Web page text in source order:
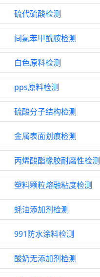
硫代硫酸检测
间氯苯甲酰胺检测
白色原料检测
pps原料检测
硫酸分子结构检测
金属表面划痕检测
丙烯酸酯橡胶耐磨性检测
塑料颗粒熔融粘度检测
蚝油添加剂检测
991防水涂料检测
酸奶无添加剂检测